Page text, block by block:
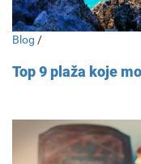
Blog /
Top 9 plaža koje